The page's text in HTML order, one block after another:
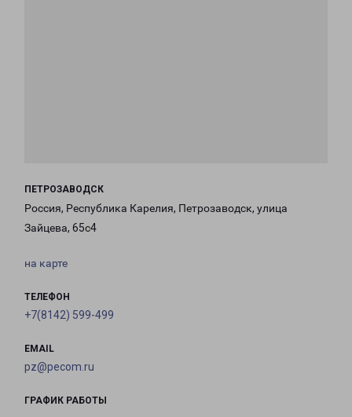
ПЕТРОЗАВОДСК
Россия, Республика Карелия, Петрозаводск, улица
Зайцева, 65с4
на карте
ТЕЛЕФОН
+7(8142) 599-499
EMAIL
pz@pecom.ru
ГРАФИК РАБОТЫ